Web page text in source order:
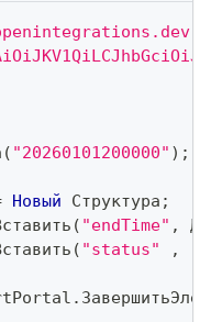
( "20260101200000" ) ;
Новый Структура ;
( "endTime" ,
( "status" ,
.